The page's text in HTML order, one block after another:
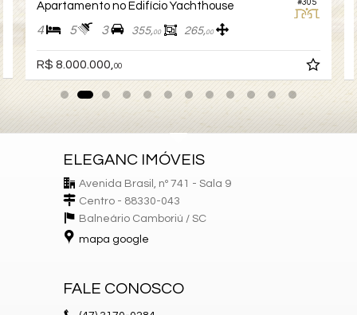
#305
Apartamento no Edifício Yachthouse
4 5 3 355,00 265,00
R$ 8.000.000,00
ELEGANC IMÓVEIS
Avenida Brasil, nº 741 - Sala 9
Centro - 88330-043
Balneário Camboriú / SC
mapa google
FALE CONOSCO